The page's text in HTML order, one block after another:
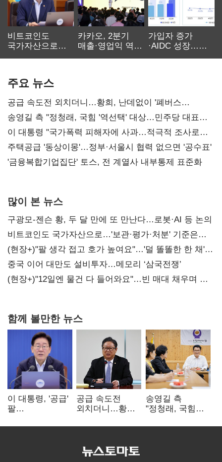
비트코인도
국가자산으로…'
카카오, 2분기
매출·영업익 역대
가입자 증가
·AIDC 성장…
주요 뉴스
공급 속도전 외치더니…황희, 난데없이 '폐버스
리모델링' 제안
송영길 측 "정청래, 국힘 '역선택' 대상…민주당 대표로
총선 지휘 못해"
이 대통령 "국가폭력 피해자에 사과…적극적 조사로
진실 밝혀야"
주택공급 '동상이몽'…정부·서울시 협력 없으면 '공수표'
'금융복합기업집단' 토스, 전 계열사 내부통제 표준화
많이 본 뉴스
구광모-젠슨 황, 두 달 만에 또 만난다…로봇·AI 등 논의
비트코인도 국가자산으로…'보관·평가·처분' 기준은
숙제
(현장+)"팔 생각 접고 호가 높여요"…'덜 똘똘한 한 채'
20억 키맞추기
중국 이어 대만도 설비투자…메모리 ‘삼국전쟁’
(현장+)"12일엔 물건 다 들어와요"…빈 매대 채우며 문
함께 볼만한 뉴스
이 대통령, '공급'
팔
여 내부선
공급 속도전
외치더니…황희,
리모델링' 제안
송영길 측
"정청래, 국힘
민주당 대표로